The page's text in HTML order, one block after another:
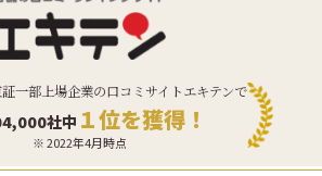
一部上場企業の口コミサイトエキテンで
社中 １位を獲得！
※ 2022年4月時点